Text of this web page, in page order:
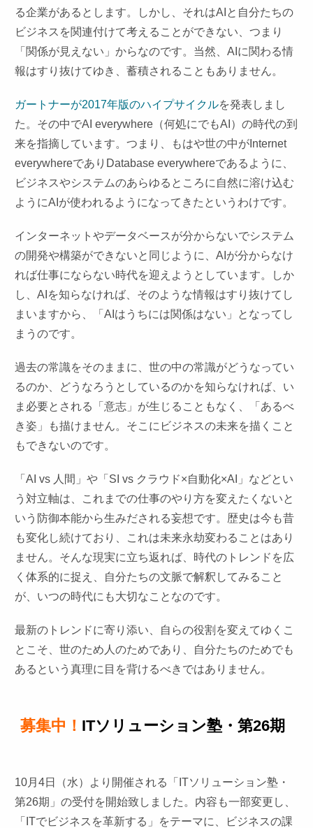
る企業があるとします。しかし、それはAIと自分たちの
ビジネスを関連付けて考えることができない、つまり
「関係が見えない」からなのです。当然、AIに関わる情
報はすり抜けてゆき、蓄積されることもありません。
ガートナーが2017年版のハイプサイクルを発表しまし
た。その中でAI everywhere（何処にでもAI）の時代の到
来を指摘しています。つまり、もはや世の中がInternet
everywhereでありDatabase everywhereであるように、
ビジネスやシステムのあらゆるところに自然に溶け込む
ようにAIが使われるようになってきたというわけです。
インターネットやデータベースが分からないでシステム
の開発や構築ができないと同じように、AIが分からなけ
れば仕事にならない時代を迎えようとしています。しか
し、AIを知らなければ、そのような情報はすり抜けてし
まいますから、「AIはうちには関係はない」となってし
まうのです。
過去の常識をそのままに、世の中の常識がどうなってい
るのか、どうなろうとしているのかを知らなければ、い
ま必要とされる「意志」が生じることもなく、「あるべ
き姿」も描けません。そこにビジネスの未来を描くこと
もできないのです。
「AI vs 人間」や「SI vs クラウド×自動化×AI」などとい
う対立軸は、これまでの仕事のやり方を変えたくないと
いう防御本能から生みだされる妄想です。歴史は今も昔
も変化し続けており、これは未来永劫変わることはあり
ません。そんな現実に立ち返れば、時代のトレンドを広
く体系的に捉え、自分たちの文脈で解釈してみること
が、いつの時代にも大切なことなのです。
最新のトレンドに寄り添い、自らの役割を変えてゆくこ
とこそ、世のため人のためであり、自分たちのためでも
あるという真理に目を背けるべきではありません。
募集中！ ITソリューション塾・第26期
10月4日（水）より開催される「ITソリューション塾・
第26期」の受付を開始致しました。内容も一部変更し、
「ITでビジネスを革新する」をテーマに、ビジネスの課